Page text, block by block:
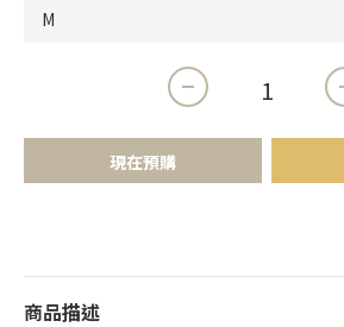
現在預購
商品描述